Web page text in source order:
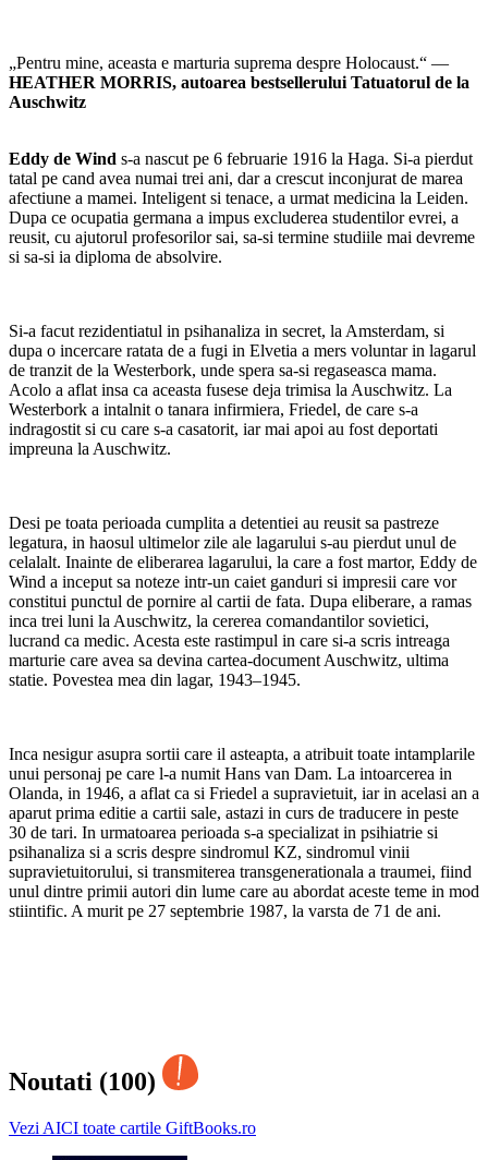
„Pentru mine, aceasta e marturia suprema despre Holocaust.“ —
HEATHER MORRIS, autoarea bestsellerului Tatuatorul de la
Auschwitz
Eddy de Wind s-a nascut pe 6 februarie 1916 la Haga. Si-a pierdut
tatal pe cand avea numai trei ani, dar a crescut inconjurat de marea
afectiune a mamei. Inteligent si tenace, a urmat medicina la Leiden.
Dupa ce ocupatia germana a impus excluderea studentilor evrei, a
reusit, cu ajutorul profesorilor sai, sa-si termine studiile mai devreme
si sa-si ia diploma de absolvire.
Si-a facut rezidentiatul in psihanaliza in secret, la Amsterdam, si
dupa o incercare ratata de a fugi in Elvetia a mers voluntar in lagarul
de tranzit de la Westerbork, unde spera sa-si regaseasca mama.
Acolo a aflat insa ca aceasta fusese deja trimisa la Auschwitz. La
Westerbork a intalnit o tanara infirmiera, Friedel, de care s-a
indragostit si cu care s-a casatorit, iar mai apoi au fost deportati
impreuna la Auschwitz.
Desi pe toata perioada cumplita a detentiei au reusit sa pastreze
legatura, in haosul ultimelor zile ale lagarului s-au pierdut unul de
celalalt. Inainte de eliberarea lagarului, la care a fost martor, Eddy de
Wind a inceput sa noteze intr-un caiet ganduri si impresii care vor
constitui punctul de pornire al cartii de fata. Dupa eliberare, a ramas
inca trei luni la Auschwitz, la cererea comandantilor sovietici,
lucrand ca medic. Acesta este rastimpul in care si-a scris intreaga
marturie care avea sa devina cartea-document Auschwitz, ultima
statie. Povestea mea din lagar, 1943–1945.
Inca nesigur asupra sortii care il asteapta, a atribuit toate intamplarile
unui personaj pe care l-a numit Hans van Dam. La intoarcerea in
Olanda, in 1946, a aflat ca si Friedel a supravietuit, iar in acelasi an a
aparut prima editie a cartii sale, astazi in curs de traducere in peste
30 de tari. In urmatoarea perioada s-a specializat in psihiatrie si
psihanaliza si a scris despre sindromul KZ, sindromul vinii
supravietuitorului, si transmiterea transgenerationala a traumei, fiind
unul dintre primii autori din lume care au abordat aceste teme in mod
stiintific. A murit pe 27 septembrie 1987, la varsta de 71 de ani.
Noutati (100)
Vezi AICI toate cartile GiftBooks.ro